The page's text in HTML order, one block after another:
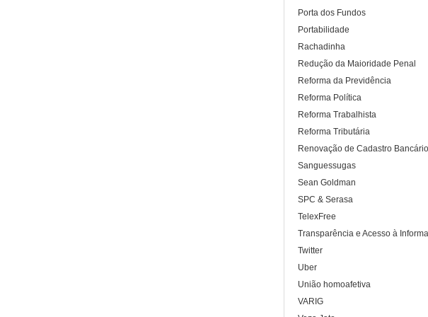
Porta dos Fundos
Portabilidade
Rachadinha
Redução da Maioridade Penal
Reforma da Previdência
Reforma Política
Reforma Trabalhista
Reforma Tributária
Renovação de Cadastro Bancário
Sanguessugas
Sean Goldman
SPC & Serasa
TelexFree
Transparência e Acesso à
Twitter
Uber
União homoafetiva
VARIG